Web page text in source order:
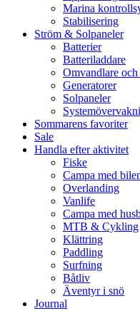
Marina
Stabilisering
Ström & Solpaneler
Batterier
Batteriladdare
Omvandlare
Generatorer
Solpaneler
Sommarens favoriter
Sale
Handla efter aktivitet
Fiske
Campa med
Overlanding
Vanlife
Campa med
MTB & Cykling
Klättring
Paddling
Surfning
Båtliv
Äventyr i snö
Journal